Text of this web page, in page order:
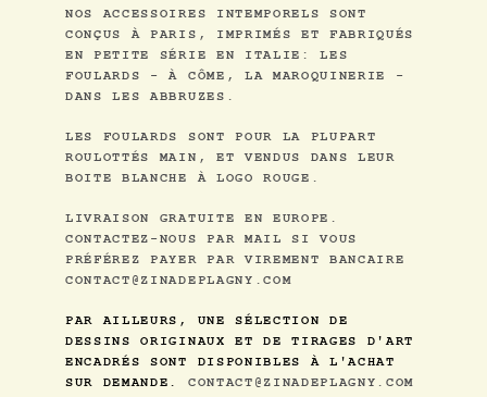
NOS ACCESSOIRES INTEMPORELS SONT
CONÇUS À PARIS, IMPRIMÉS ET FABRIQUÉS
EN PETITE SÉRIE EN ITALIE: LES
FOULARDS - À CÔME, LA MAROQUINERIE -
DANS LES ABBRUZES.
LES FOULARDS SONT POUR LA PLUPART
ROULOTTÉS MAIN, ET VENDUS DANS LEUR
BOITE BLANCHE À LOGO ROUGE.
LIVRAISON GRATUITE EN EUROPE.
CONTACTEZ-NOUS PAR MAIL SI VOUS
PRÉFÉREZ PAYER PAR VIREMENT BANCAIRE
CONTACT@ZINADEPLAGNY.COM
PAR AILLEURS, UNE SÉLECTION DE
DESSINS ORIGINAUX ET DE TIRAGES D'ART
ENCADRÉS SONT DISPONIBLES À L'ACHAT
SUR DEMANDE. CONTACT@ZINADEPLAGNY.COM